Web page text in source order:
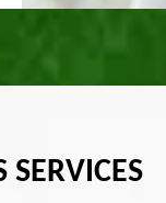
SERVICES